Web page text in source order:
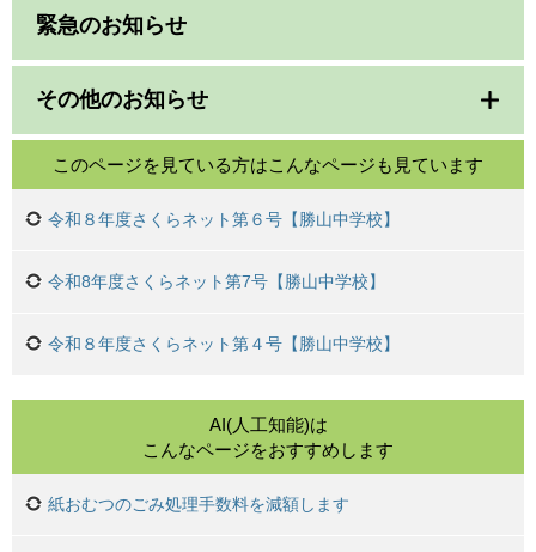
緊急のお知らせ
その他のお知らせ
このページを見ている方はこんなページも見ています
令和８年度さくらネット第６号【勝山中学校】
令和8年度さくらネット第7号【勝山中学校】
令和８年度さくらネット第４号【勝山中学校】
AI(人工知能)は
こんなページをおすすめします
紙おむつのごみ処理手数料を減額します